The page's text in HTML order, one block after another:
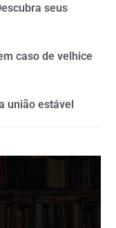
seus
caso de velhice
união estável